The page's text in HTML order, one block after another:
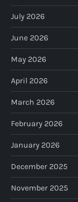
July 2026
June 2026
May 2026
April 2026
March 2026
February 2026
January 2026
December 2025
November 2025